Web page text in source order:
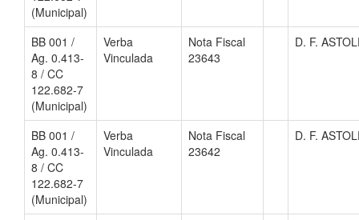
(Municipal)
BB 001 /
Ag. 0.413-
8 / CC
122.682-7
(Municipal)
Verba
Vinculada
Nota Fiscal
23643
D. F.
BB 001 /
Ag. 0.413-
8 / CC
122.682-7
(Municipal)
Verba
Vinculada
Nota Fiscal
23642
D. F.